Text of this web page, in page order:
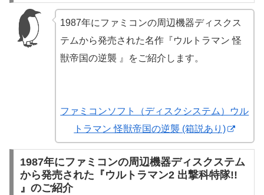
1987年にファミコンの周辺機器ディスクス
テムから発売された名作『ウルトラマン 怪
獣帝国の逆襲 』をご紹介します。
ファミコンソフト（ディスクシステム）ウル
トラマン 怪獣帝国の逆襲 (箱説あり)
1987年にファミコンの周辺機器ディスクステム
から発売された『ウルトラマン2 出撃科特隊!!
』のご紹介